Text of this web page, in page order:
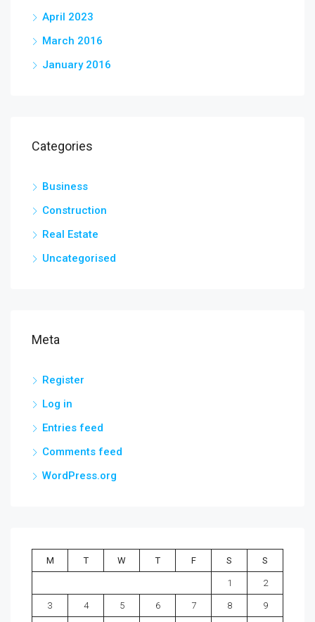
April 2023
March 2016
January 2016
Categories
Business
Construction
Real Estate
Uncategorised
Meta
Register
Log in
Entries feed
Comments feed
WordPress.org
M T W T F S S
1 2
3 4 5 6 7 8 9